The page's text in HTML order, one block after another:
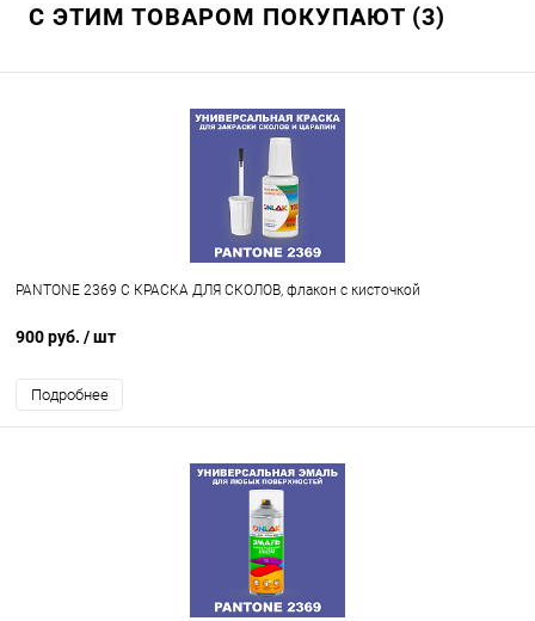
С ЭТИМ ТОВАРОМ ПОКУПАЮТ (3)
PANTONE 2369 C КРАСКА ДЛЯ СКОЛОВ, флакон с кисточкой
900 руб. / шт
Подробнее